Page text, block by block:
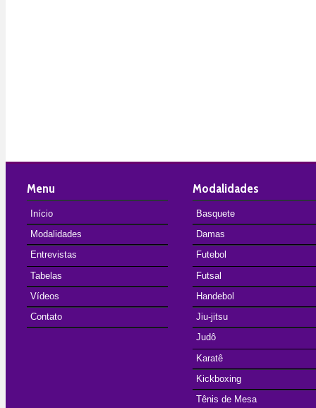
Menu
Início
Modalidades
Entrevistas
Tabelas
Vídeos
Contato
Modalidades
Basquete
Damas
Futebol
Futsal
Handebol
Jiu-jitsu
Judô
Karatê
Kickboxing
Tênis de Mesa